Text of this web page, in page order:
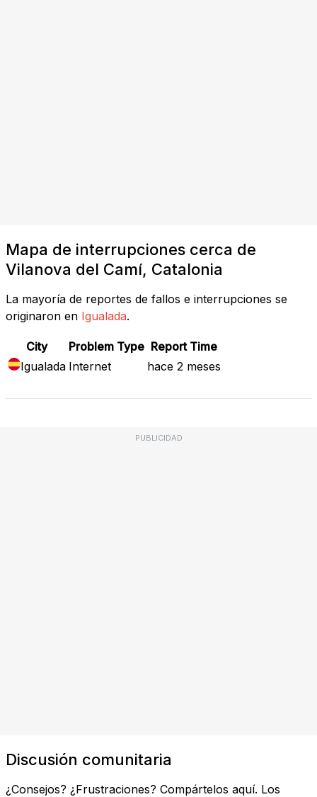
Mapa de interrupciones cerca de
Vilanova del Camí, Catalonia
La mayoría de reportes de fallos e interrupciones se
originaron en Igualada.
City Problem Type Report Time
Igualada Internet hace 2 meses
PUBLICIDAD
Discusión comunitaria
¿Consejos? ¿Frustraciones? Compártelos aquí. Los